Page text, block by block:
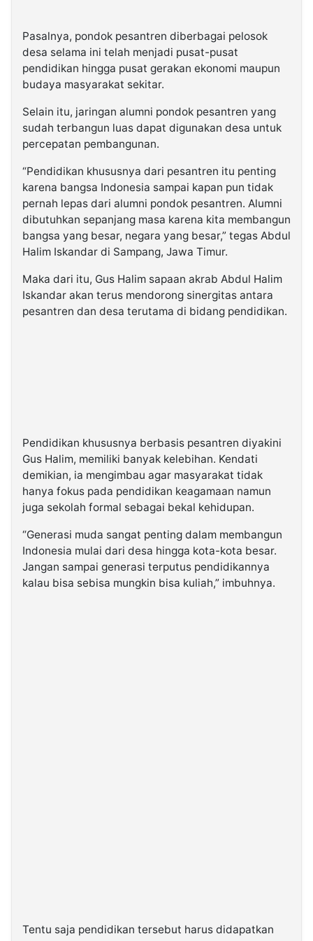
Pasalnya, pondok pesantren diberbagai pelosok
desa selama ini telah menjadi pusat-pusat
pendidikan hingga pusat gerakan ekonomi maupun
budaya masyarakat sekitar.
Selain itu, jaringan alumni pondok pesantren yang
sudah terbangun luas dapat digunakan desa untuk
percepatan pembangunan.
“Pendidikan khususnya dari pesantren itu penting
karena bangsa Indonesia sampai kapan pun tidak
pernah lepas dari alumni pondok pesantren. Alumni
dibutuhkan sepanjang masa karena kita membangun
bangsa yang besar, negara yang besar,” tegas Abdul
Halim Iskandar di Sampang, Jawa Timur.
Maka dari itu, Gus Halim sapaan akrab Abdul Halim
Iskandar akan terus mendorong sinergitas antara
pesantren dan desa terutama di bidang pendidikan.
Pendidikan khususnya berbasis pesantren diyakini
Gus Halim, memiliki banyak kelebihan. Kendati
demikian, ia mengimbau agar masyarakat tidak
hanya fokus pada pendidikan keagamaan namun
juga sekolah formal sebagai bekal kehidupan.
“Generasi muda sangat penting dalam membangun
Indonesia mulai dari desa hingga kota-kota besar.
Jangan sampai generasi terputus pendidikannya
kalau bisa sebisa mungkin bisa kuliah,” imbuhnya.
Tentu saja pendidikan tersebut harus didapatkan